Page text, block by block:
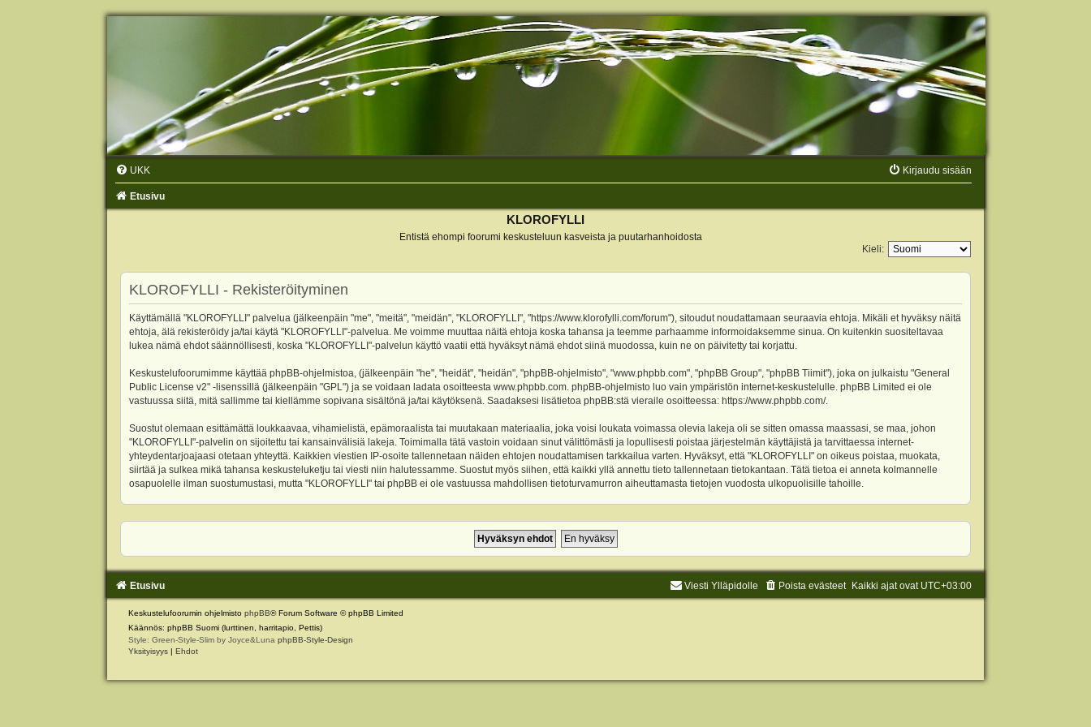
UKK Kirjaudu sisään
Etusivu
KLOROFYLLI
Entistä ehompi foorumi keskusteluun kasveista ja puutarhanhoidosta
Kieli:
KLOROFYLLI - Rekisteröityminen
Käyttämällä "KLOROFYLLI" palvelua (jälkeenpäin "me", "meitä", "meidän", "KLOROFYLLI", "https://www.klorofylli.com/forum"), sitoudut noudattamaan seuraavia ehtoja. Mikäli et hyväksy näitä
ehtoja, älä rekisteröidy ja/tai käytä "KLOROFYLLI"-palvelua. Me voimme muuttaa näitä ehtoja koska tahansa ja teemme parhaamme informoidaksemme sinua. On kuitenkin suositeltavaa
lukea nämä ehdot säännöllisesti, koska "KLOROFYLLI"-palvelun käyttö vaatii että hyväksyt nämä ehdot siinä muodossa, kuin ne on päivitetty tai korjattu.
Keskustelufoorumimme käyttää phpBB-ohjelmistoa, (jälkeenpäin "he", "heidät", "heidän", "phpBB-ohjelmisto", "www.phpbb.com", "phpBB Group", "phpBB Tiimit"), joka on julkaistu "General
Public License v2" -lisenssillä (jälkeenpäin "GPL") ja se voidaan ladata osoitteesta www.phpbb.com. phpBB-ohjelmisto luo vain ympäristön internet-keskustelulle. phpBB Limited ei ole
vastuussa siitä, mitä sallimme tai kiellämme sopivana sisältönä ja/tai käytöksenä. Saadaksesi lisätietoa phpBB:stä vieraile osoitteessa: https://www.phpbb.com/.
Suostut olemaan esittämättä loukkaavaa, vihamielistä, epämoraalista tai muutakaan materiaalia, joka voisi loukata voimassa olevia lakeja oli se sitten omassa maassasi, se maa, johon
"KLOROFYLLI"-palvelin on sijoitettu tai kansainvälisiä lakeja. Toimimalla tätä vastoin voidaan sinut välittömästi ja lopullisesti poistaa järjestelmän käyttäjistä ja tarvittaessa internet-
yhteydentarjoajaasi otetaan yhteyttä. Kaikkien viestien IP-osoite tallennetaan näiden ehtojen noudattamisen tarkkailua varten. Hyväksyt, että "KLOROFYLLI" on oikeus poistaa, muokata,
siirtää ja sulkea mikä tahansa keskusteluketju tai viesti niin halutessamme. Suostut myös siihen, että kaikki yllä annettu tieto tallennetaan tietokantaan. Tätä tietoa ei anneta kolmannelle
osapuolelle ilman suostumustasi, mutta "KLOROFYLLI" tai phpBB ei ole vastuussa mahdollisen tietoturvamurron aiheuttamasta tietojen vuodosta ulkopuolisille tahoille.
Etusivu Kaikki ajat ovat UTC+03:00
Poista evästeet
Viesti Ylläpidolle
Keskustelufoorumin ohjelmisto phpBB® Forum Software © phpBB Limited
Käännös: phpBB Suomi (lurttinen, harritapio, Pettis)
Style: Green-Style-Slim by Joyce&Luna phpBB-Style-Design
Yksityisyys | Ehdot